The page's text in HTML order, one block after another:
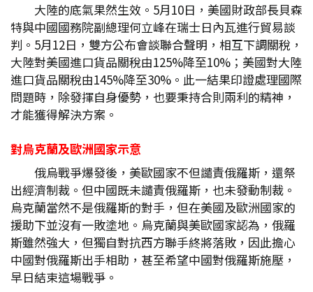
大陸的底氣果然生效。5月10日，美國財政部長貝森
特與中國國務院副總理何立峰在瑞士日內瓦進行貿易談
判。5月12日，雙方公布會談聯合聲明，相互下調關稅，
大陸對美國進口貨品關稅由125%降至10%；美國對大陸
進口貨品關稅由145%降至30%。此一結果印證處理國際
問題時，除發揮自身優勢，也要秉持合則兩利的精神，
才能獲得解決方案。
對烏克蘭及歐洲國家示意
俄烏戰爭爆發後，美歐國家不但譴責俄羅斯，還祭
出經濟制裁。但中國既未譴責俄羅斯，也未發動制裁。
烏克蘭當然不是俄羅斯的對手，但在美國及歐洲國家的
援助下並沒有一敗塗地。烏克蘭與美歐國家認為，俄羅
斯雖然強大，但獨自對抗西方聯手終將落敗，因此擔心
中國對俄羅斯出手相助，甚至希望中國對俄羅斯施壓，
早日結束這場戰爭。